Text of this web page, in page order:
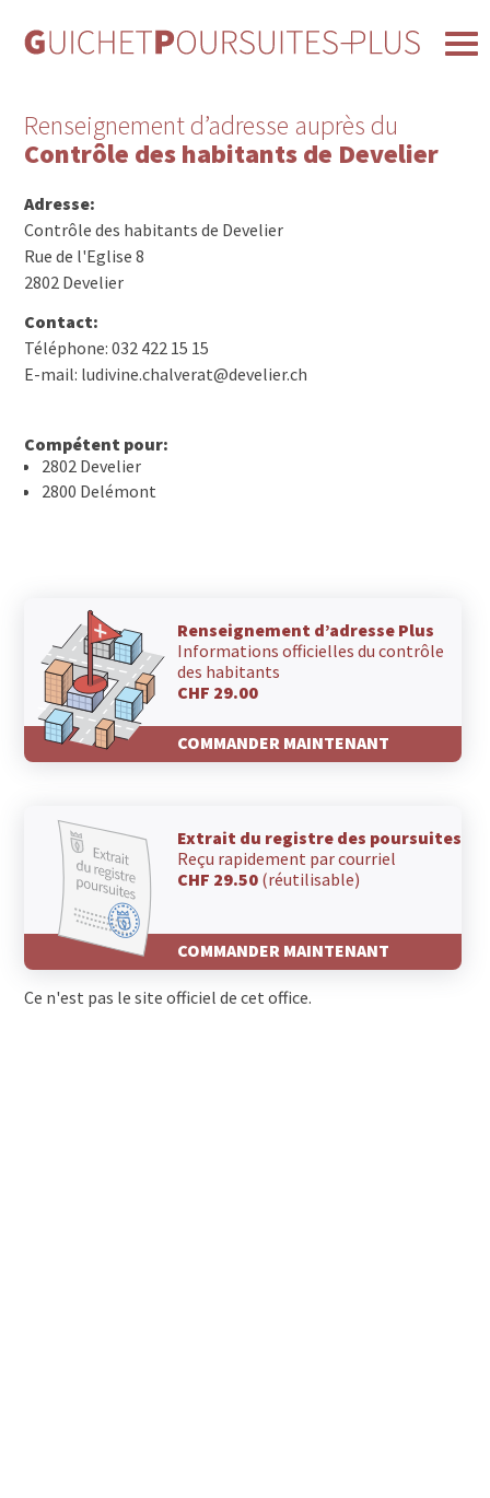
Renseignement d’adresse auprès du
Contrôle des habitants de Develier
Adresse:
Contrôle des habitants de Develier
Rue de l'Eglise 8
2802 Develier
Contact:
Téléphone: 032 422 15 15
E-mail: ludivine.chalverat@develier.ch
Compétent pour:
2802 Develier
2800 Delémont
Renseignement d’adresse Plus
Informations officielles du contrôle
des habitants
CHF 29.00
COMMANDER MAINTENANT
Extrait du registre des poursuites
Reçu rapidement par courriel
CHF 29.50 (réutilisable)
COMMANDER MAINTENANT
Ce n'est pas le site officiel de cet office.